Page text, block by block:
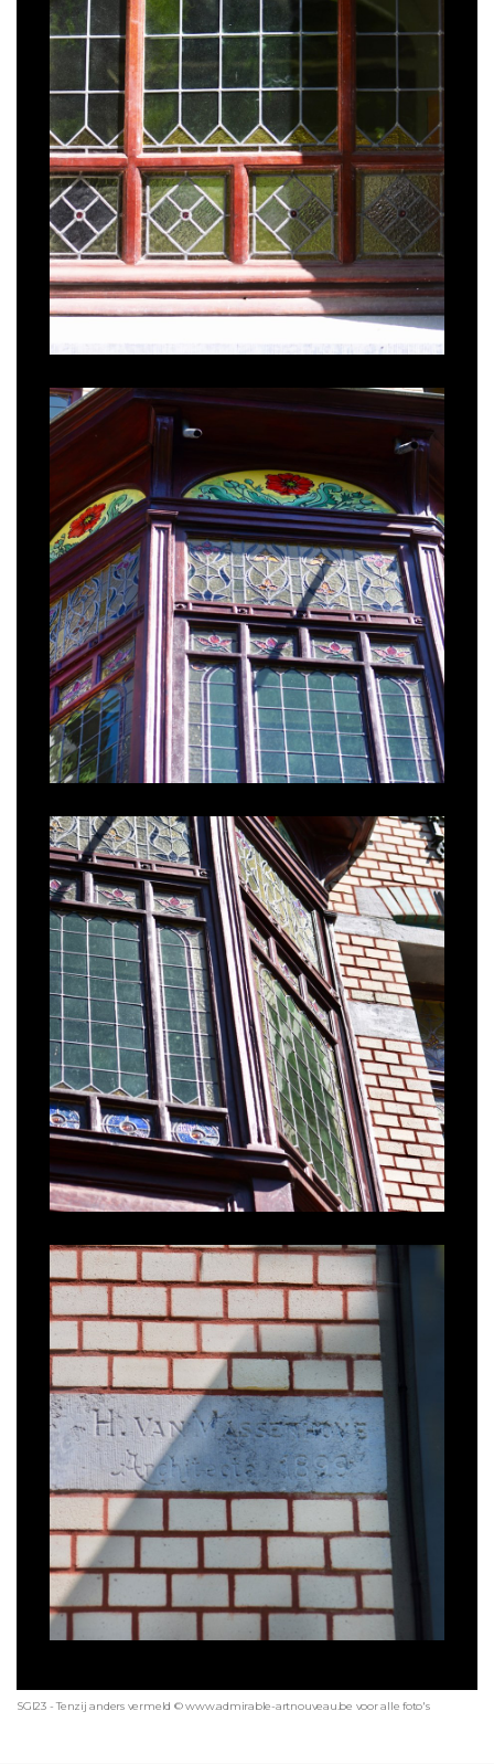
SGI23 - Tenzij anders vermeld © www.admirable-artnouveau.be voor alle foto's